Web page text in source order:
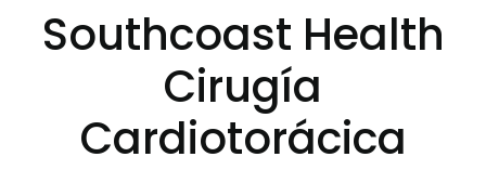
Southcoast Health
Cirugía
Cardiotorácica